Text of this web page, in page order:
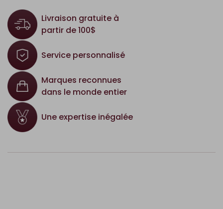
Livraison gratuite à
partir de 100$
Service personnalisé
Marques reconnues
dans le monde entier
Une expertise inégalée